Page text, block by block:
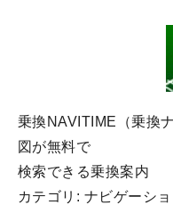
乗換NAVITIME（乗換
図が無料で
検索できる乗換案内
カテゴリ: ナビゲーシ